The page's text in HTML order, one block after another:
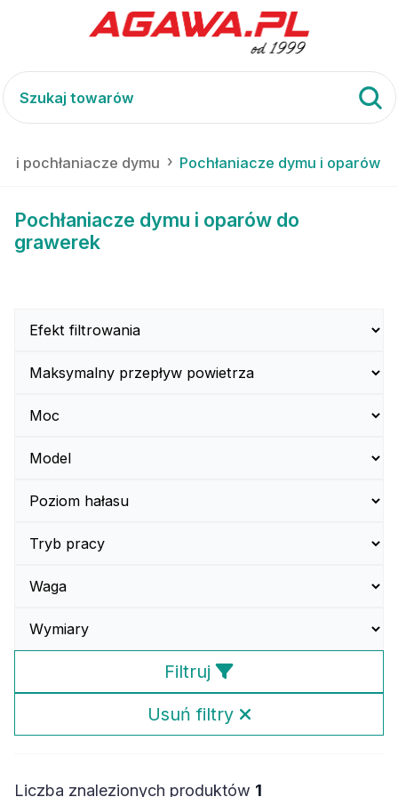
i pochłaniacze dymu Pochłaniacze dymu i oparów
Pochłaniacze dymu i oparów do
grawerek
Filtruj
Usuń filtry
Liczba znalezionych produktów 1